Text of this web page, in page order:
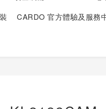
CARDO 官方體驗及服務